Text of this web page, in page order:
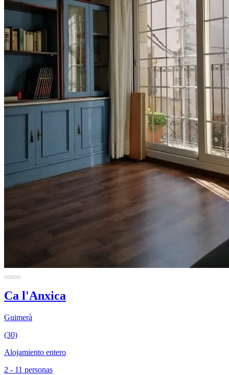
Ca l'Anxica
Guimerà
(30)
Alojamiento entero
2 - 11 personas